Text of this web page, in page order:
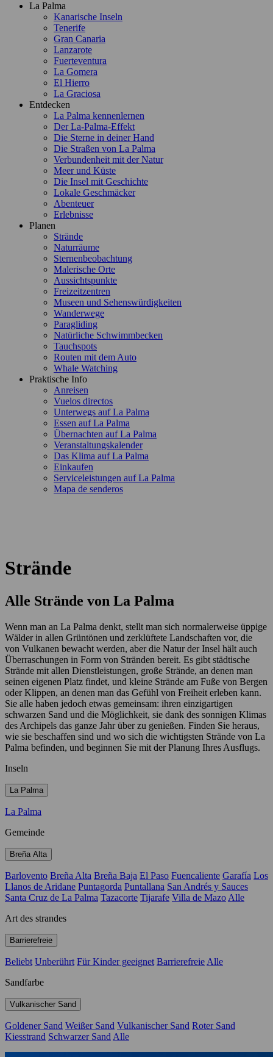
Menú
navigation
La Palma
Kanarische Inseln
Tenerife
Gran Canaria
Lanzarote
Fuerteventura
La Gomera
El Hierro
La Graciosa
Entdecken
La Palma kennenlernen
Der La-Palma-Effekt
Die Sterne in deiner Hand
Die Straßen von La Palma
Verbundenheit mit der Natur
Meer und Küste
Die Insel mit Geschichte
Lokale Geschmäcker
Abenteuer
Erlebnisse
Planen
Strände
Naturräume
Sternenbeobachtung
Malerische Orte
Aussichtspunkte
Freizeitzentren
Museen und Sehenswürdigkeiten
Wanderwege
Paragliding
Natürliche Schwimmbecken
Tauchspots
Routen mit dem Auto
Whale Watching
Praktische Info
Anreisen
Vuelos directos
Unterwegs auf La Palma
Essen auf La Palma
Übernachten auf La Palma
Veranstaltungskalender
Das Klima auf La Palma
Einkaufen
Serviceleistungen auf La Palma
Mapa de senderos
Strände
Alle Strände von La Palma
Wenn man an La Palma denkt, stellt man sich normalerweise üppige
Wälder in allen Grüntönen und zerklüftete Landschaften vor, die
von Vulkanen bewacht werden, aber die Natur der Insel hält auch
Überraschungen in Form von Stränden bereit. Es gibt städtische
Strände mit allen Dienstleistungen, große Strände, an denen man
seinen eigenen Platz findet, und kleine Strände am Fuße von Bergen
oder Klippen, an denen man das Gefühl von Freiheit erleben kann.
Sie alle haben jedoch etwas gemeinsam: ihren einzigartigen
schwarzen Sand und die Möglichkeit, sie dank des sonnigen Klimas
des Archipels das ganze Jahr über zu genießen. Finden Sie heraus,
wie sie beschaffen sind und wo sich die wichtigsten Strände von La
Palma befinden, und beginnen Sie mit der Planung Ihres Ausflugs.
Inseln
La Palma
Gemeinde
Barlovento Breña Alta Breña Baja El Paso Fuencaliente Garafía Los
Llanos de Aridane Puntagorda Puntallana San Andrés y Sauces
Santa Cruz de La Palma Tazacorte Tijarafe Villa de Mazo Alle
Art des strandes
Beliebt Unberührt Für Kinder geeignet Barrierefreie Alle
Sandfarbe
Goldener Sand Weißer Sand Vulkanischer Sand Roter Sand
Kiesstrand Schwarzer Sand Alle